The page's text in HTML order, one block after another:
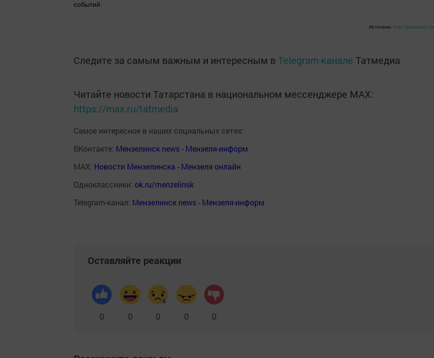
событий.
Источник: http://
Следите за самым важным и интересным в Telegram-канале Татмедиа
Читайте новости Татарстана в национальном мессенджере MАХ:
https://max.ru/tatmedia
Самое интересное в наших социальных сетях:
ВКонтакте: Мензелинск news - Мензеля-информ
MAX: Новости Мензелинска - Мензеля онлайн
Одноклассники: ok.ru/menzelinsk
Telegram-канал: Мензелинск news - Мензеля-информ
Оставляйте реакции
0 0 0 0 0